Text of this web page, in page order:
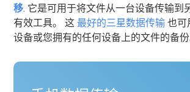
移. 它是可用于将文件从一台设备传输到
有效工具。 这最好的三星数据传输 也可
设备或您拥有的任何设备上的文件的备份